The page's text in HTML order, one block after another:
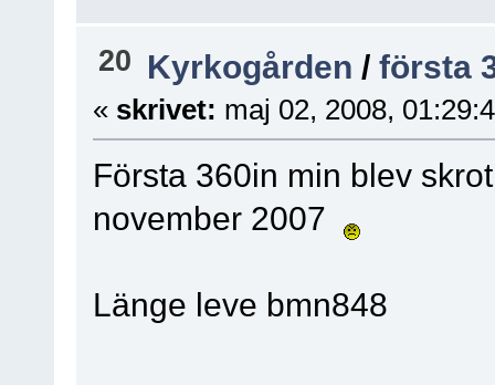
20 Kyrkogården /första
« skrivet: maj 02, 2008,
Första 360in min blev
november 2007
Länge leve bmn848